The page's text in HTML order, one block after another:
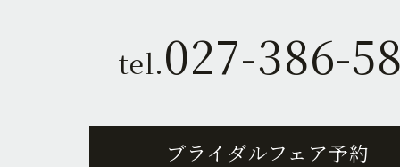
tel.027-386-
ブライダルフェア予約